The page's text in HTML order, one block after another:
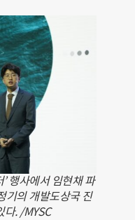
행사에서 임현채 파
기의 개발도상국 진
다. /MYSC